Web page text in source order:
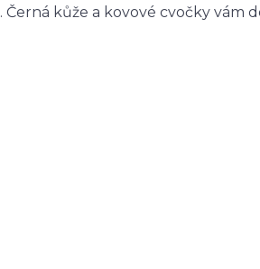
Černá kůže a kovové cvočky